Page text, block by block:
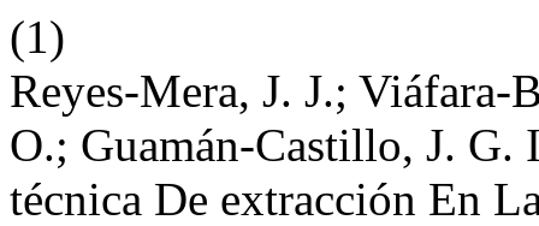
(1)
Reyes-Mera, J. J.; Viáfara-
O.; Guamán-Castillo, J.
técnica De extracción En